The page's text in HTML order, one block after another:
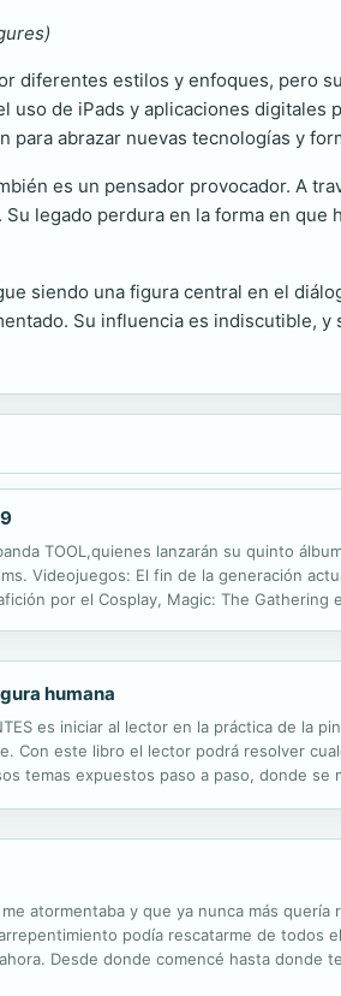
diferentes estilos y enfoques, pero
uso de iPads y aplicaciones
para abrazar nuevas tecnologías y
es un pensador provocador. A
legado perdura en la forma en
siendo una figura central en el
Su influencia es indiscutible,
TOOL,quienes lanzarán su quinto
Videojuegos: El fin de la generación
por el Cosplay, Magic: The
humana
es iniciar al lector en la práctica de la
Con este libro el lector podrá resolver
temas expuestos paso a paso, donde
atormentaba y que ya nunca más
podía rescatarme de todos
Desde donde comencé hasta donde